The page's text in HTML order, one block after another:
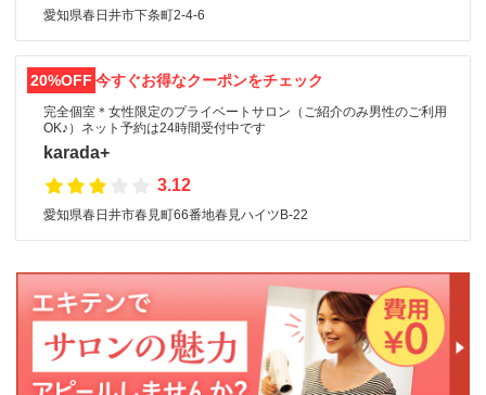
愛知県春日井市下条町2-4-6
20%OFF 今すぐお得なクーポンをチェック
完全個室＊女性限定のプライベートサロン（ご紹介のみ男性のご利用
OK♪）ネット予約は24時間受付中です
karada+
3.12
愛知県春日井市春見町66番地春見ハイツB-22